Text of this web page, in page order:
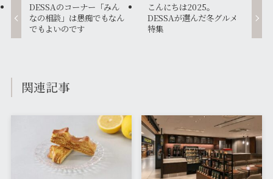
DESSAのコーナー「みん
なの相談」は愚痴でもなん
でもよいのです
こんにちは2025。
DESSAが選んだ冬グルメ
特集
関連記事